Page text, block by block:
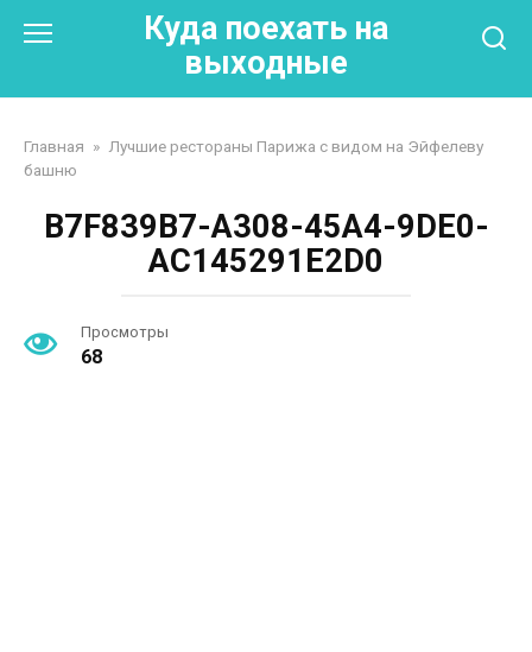
Куда поехать на
выходные
Главная » Лучшие рестораны Парижа с видом на Эйфелеву
башню
B7F839B7-A308-45A4-9DE0-
AC145291E2D0
Просмотры
68